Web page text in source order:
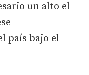
un alto el
país bajo el